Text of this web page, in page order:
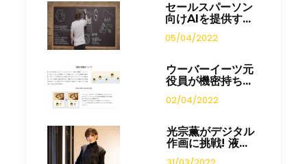
セールスパーソン
向けAIを提供す...
05/04/2022
ウーバーイーツ元
役員が機密持ち...
02/04/2022
光宗薫がデジタル
作画に挑戦! 液...